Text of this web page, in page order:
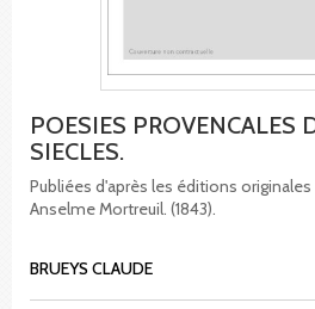
POESIES PROVENCALES
SIECLES.
Publiées d'après les éditions
Anselme Mortreuil. (1843).
BRUEYS CLAUDE